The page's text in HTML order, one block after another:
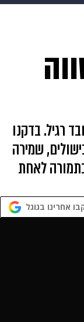
מלאה עובדות פי 2 שעות מעובד רגיל. בדקנו
שמירה
לאחת
אחרינו בגוגל